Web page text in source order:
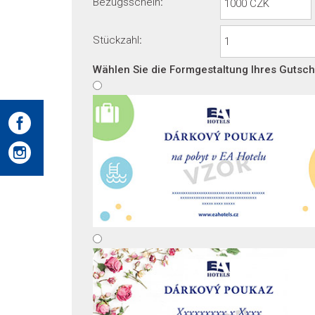
Stückzahl:
Wählen Sie die Formgestaltung Ihres